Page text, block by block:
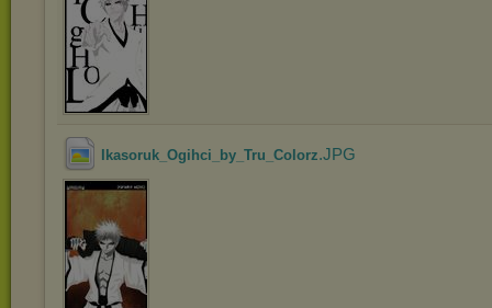
Ikasoruk_Ogihci_by_Tru_Colorz.JPG